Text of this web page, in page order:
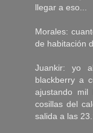
llegar a eso...
Morales:
de habitación
Juankir: yo
blackberry a
ajustando mil
cosillas del
salida a las